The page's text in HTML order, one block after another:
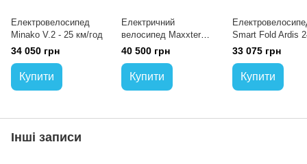
Електровелосипед
Minako V.2 - 25 км/год
34 050 грн
Купити
Електричний
велосипед Maxxter
CITY 2.0 (Silver) 250W
(срібло) - 25 км/год
40 500 грн
Купити
Smart Fold Ardis
(500W / 36V /
35 км/год)
33 075 грн
Купити
Інші записи